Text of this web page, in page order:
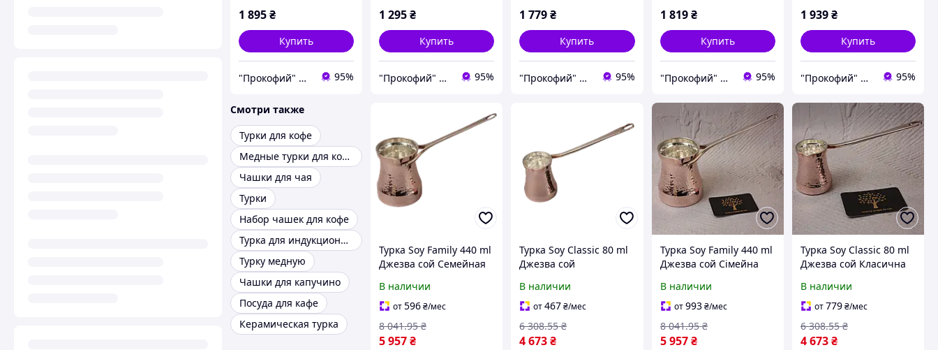
1 895₴
Купить
"Прокофий" Магазин кофейных аксессуаров 95%
1 295₴
Купить
"Прокофий" Магазин кофейных аксессуаров 95%
1 779₴
Купить
"Прокофий" Магазин кофейных аксессуаров 95%
1 819 ₴
Купить
"Прокофий" Магазин кофейных аксессуаров 95%
1 939₴
Купить
"Прокофий" Магазин кофейных аксессуаров 95%
Смотри также
Турки для кофе
Медные турки для кофе
Чашки для чая
Турки
Набор чашек для кофе
Турка для индукционной плиты
Турку медную
Чашки для капучино
Посуда для кафе
Керамическая турка
Турка Soy Family 440 ml
Джезва сой Семейная
В наличии
от596₴/мес
5 957₴
8 041.95 ₴
Турка Soy Classic 80 ml
Джезва сой
В наличии
от467₴/мес
4 673₴
6 308.55 ₴
Турка Soy Family 440 ml
Джезва сой Сімейна
В наличии
от993 ₴/мес
5 957 ₴
8 041.95 ₴
Турка Soy Classic 80 ml
Джезва сой Класична
В наличии
от779₴/мес
4 673₴
6 308.55 ₴